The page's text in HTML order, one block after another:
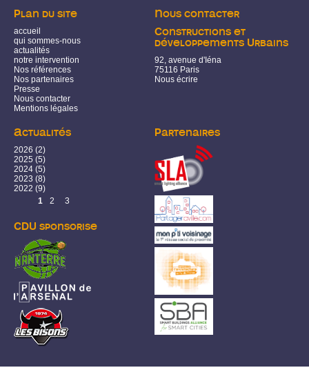
Plan du site
accueil
qui sommes-nous
actualités
notre intervention
Nos références
Nos partenaires
Presse
Nous contacter
Mentions légales
Nous contacter
Constructions et
développements Urbains
92, avenue d'Iéna
75116 Paris
Nous écrire
Actualités
2026 (2)
2025 (5)
2024 (5)
2023 (8)
2022 (9)
Pages
1 2 3
CDU sponsorise
Partenaires